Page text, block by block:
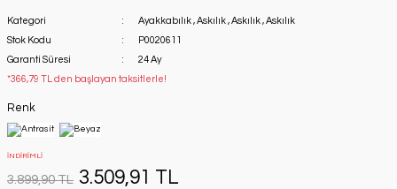
Kategori Ayakkabılık ,Askılık ,Askılık ,Askılık
Stok Kodu
P0020611
Garanti Süresi
24 Ay
*366,79 TL den başlayan taksitlerle!
Renk
İNDİRİMLİ
3.899,90 TL 3.509,91 TL